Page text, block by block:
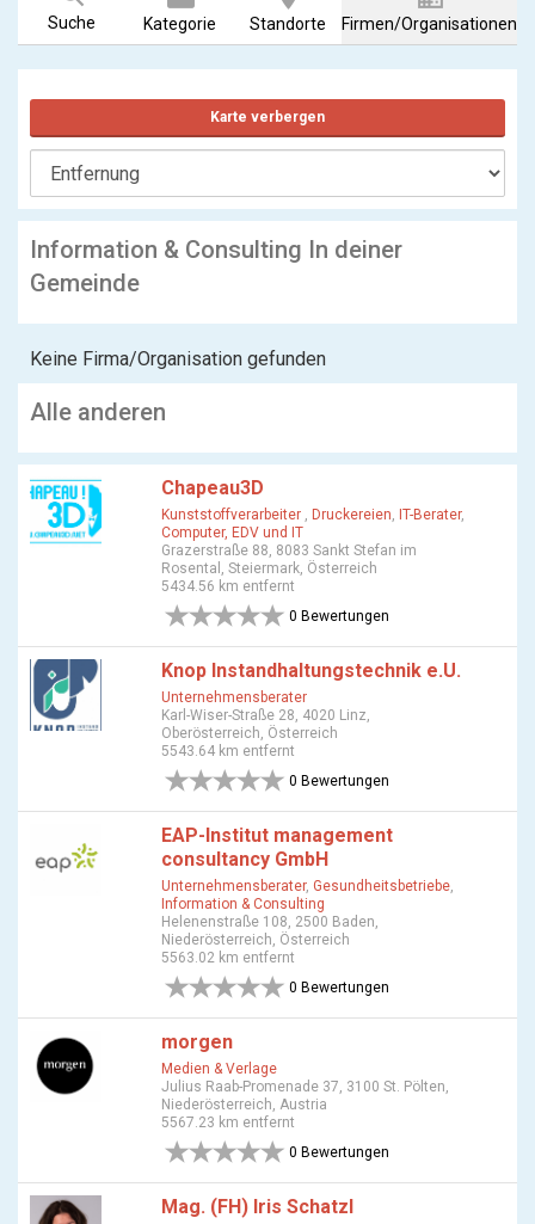
Suche Kategorie Standorte Firmen/Organisationen
Karte verbergen
Information & Consulting In deiner
Gemeinde
Keine Firma/Organisation gefunden
Alle anderen
Chapeau3D
Kunststoffverarbeiter , Druckereien, IT-Berater,
Computer, EDV und IT
Grazerstraße 88, 8083 Sankt Stefan im
Rosental, Steiermark, Österreich
5434.56 km entfernt
0 Bewertungen
Knop Instandhaltungstechnik e.U.
Unternehmensberater
Karl-Wiser-Straße 28, 4020 Linz,
Oberösterreich, Österreich
5543.64 km entfernt
0 Bewertungen
EAP-Institut management
consultancy GmbH
Unternehmensberater, Gesundheitsbetriebe,
Information & Consulting
Helenenstraße 108, 2500 Baden,
Niederösterreich, Österreich
5563.02 km entfernt
0 Bewertungen
morgen
Medien & Verlage
Julius Raab-Promenade 37, 3100 St. Pölten,
Niederösterreich, Austria
5567.23 km entfernt
0 Bewertungen
Mag. (FH) Iris Schatzl